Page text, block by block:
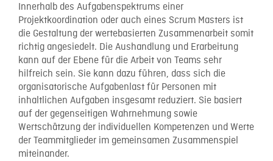
Innerhalb des Aufgabenspektrums einer
Projektkoordination oder auch eines Scrum Masters ist
die Gestaltung der wertebasierten Zusammenarbeit somit
richtig angesiedelt. Die Aushandlung und Erarbeitung
kann auf der Ebene für die Arbeit von Teams sehr
hilfreich sein. Sie kann dazu führen, dass sich die
organisatorische Aufgabenlast für Personen mit
inhaltlichen Aufgaben insgesamt reduziert. Sie basiert
auf der gegenseitigen Wahrnehmung sowie
Wertschätzung der individuellen Kompetenzen und Werte
der Teammitglieder im gemeinsamen Zusammenspiel
miteinander.